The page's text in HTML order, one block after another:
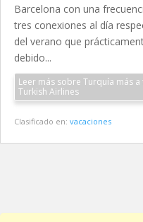
Barcelona con una
tres conexiones al día
del verano que
debido...
Leer más sobre Turquía más
Turkish Airlines
Clasificado en: vacaciones